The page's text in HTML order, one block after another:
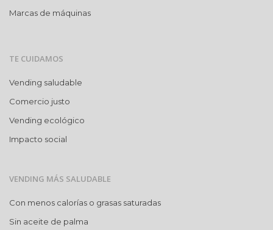
Marcas de máquinas
TE CUIDAMOS
Vending saludable
Comercio justo
Vending ecológico
Impacto social
VENDING MÁS SALUDABLE
Con menos calorías o grasas saturadas
Sin aceite de palma